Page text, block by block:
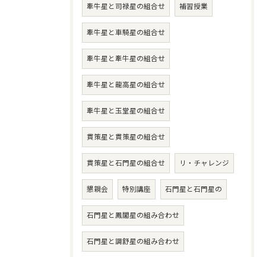
牽牛星と司禄星の組合せ 補習授業
牽牛星と車騎星の組合せ
牽牛星と牽牛星の組合せ
牽牛星と龍高星の組合せ
牽牛星と玉堂星の組合せ
貫策星と貫策星の組合せ
貫策星と石門星の組合せ リ・チャレンジ
懇親会 特別講座 石門星と石門星の
石門星と鳳閣星の組み合わせ
石門星と調舒星の組み合わせ